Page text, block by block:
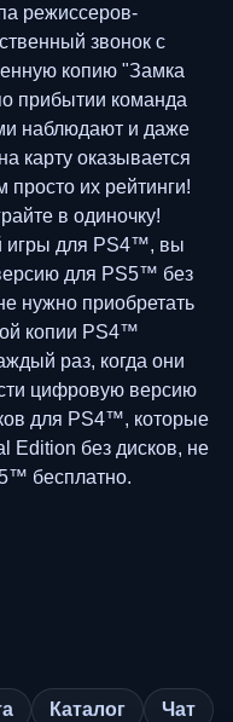
режиссеров-
звонок с
копию "Замка
прибытии команда
наблюдают и даже
карту оказывается
просто их рейтинги!
в одиночку!
игры для PS4™, вы
для PS5™ без
нужно приобретать
копии PS4™
раз, когда они
цифровую версию
для PS4™, которые
Edition без дисков, не
бесплатно.
Каталог Чат